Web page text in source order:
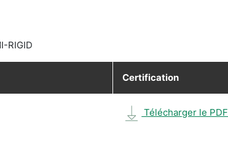
RIGID
Certification
Télécharger le PDF